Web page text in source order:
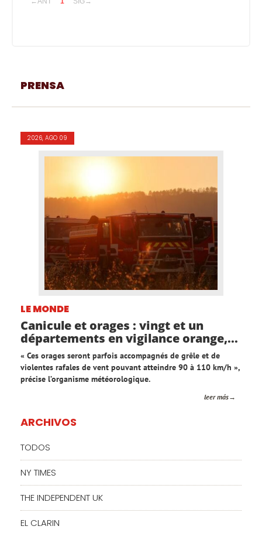
PRENSA
2026, AGO 09
LE MONDE
Canicule et orages : vingt et un
départements en vigilance orange,...
« Ces orages seront parfois accompagnés de grêle et de
violentes rafales de vent pouvant atteindre 90 à 110 km/h »,
précise l’organisme météorologique.
leer más
ARCHIVOS
TODOS
NY TIMES
THE INDEPENDENT UK
EL CLARIN